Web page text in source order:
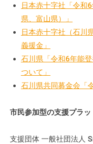
日本赤十字社「令和
県、富山県）」
日本赤十字社（石川
義援金」
石川県「令和6年能
ついて」
石川県共同募金会「
市民参加型の支援プラッ
支援団体 一般社団法人